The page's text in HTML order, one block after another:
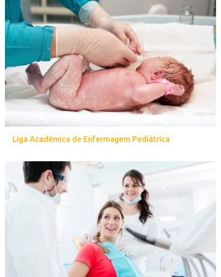
Liga Acadêmica de Enfermagem Pediátrica